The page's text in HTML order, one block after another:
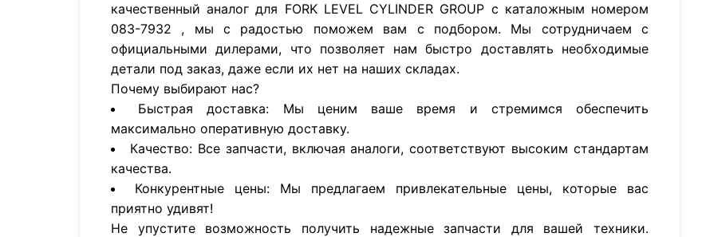
качественный аналог для FORK LEVEL CYLINDER GROUP с каталожным номером
083-7932 , мы с радостью поможем вам с подбором. Мы сотрудничаем с
официальными дилерами, что позволяет нам быстро доставлять необходимые
детали под заказ, даже если их нет на наших складах.
Почему выбирают нас?
Быстрая доставка: Мы ценим ваше время и стремимся обеспечить
максимально оперативную доставку.
Качество: Все запчасти, включая аналоги, соответствуют высоким стандартам
качества.
Конкурентные цены: Мы предлагаем привлекательные цены, которые вас
приятно удивят!
Не упустите возможность получить надежные запчасти для вашей техники.